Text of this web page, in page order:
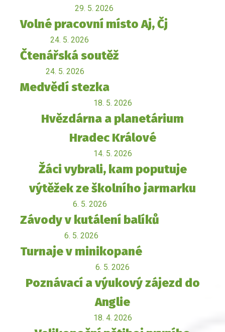
29. 5. 2026
Volné pracovní místo Aj, Čj
24. 5. 2026
Čtenářská soutěž
24. 5. 2026
Medvědí stezka
18. 5. 2026
Hvězdárna a planetárium
Hradec Králové
14. 5. 2026
Žáci vybrali, kam poputuje
výtěžek ze školního jarmarku
6. 5. 2026
Závody v kutálení balíků
6. 5. 2026
Turnaje v minikopané
6. 5. 2026
Poznávací a výukový zájezd do
Anglie
18. 4. 2026